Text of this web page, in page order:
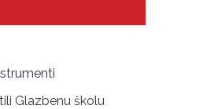
Glazbenu školu